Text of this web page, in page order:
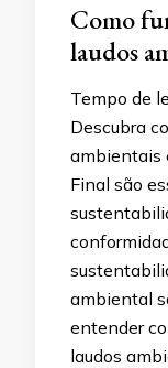
Como
laudos
Tempo de
Descubra
ambientais
Final são
ambiental
entender
laudos